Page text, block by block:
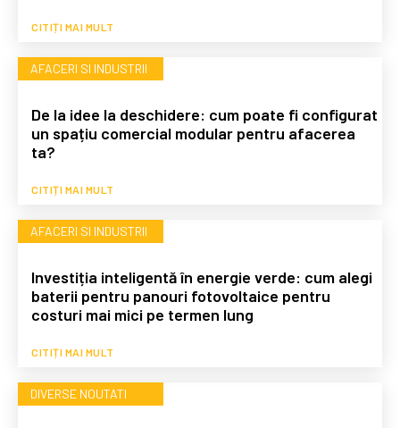
CITIȚI MAI MULT
AFACERI SI INDUSTRII
De la idee la deschidere: cum poate fi configurat
un spațiu comercial modular pentru afacerea
ta?
CITIȚI MAI MULT
AFACERI SI INDUSTRII
Investiția inteligentă în energie verde: cum alegi
baterii pentru panouri fotovoltaice pentru
costuri mai mici pe termen lung
CITIȚI MAI MULT
DIVERSE NOUTATI